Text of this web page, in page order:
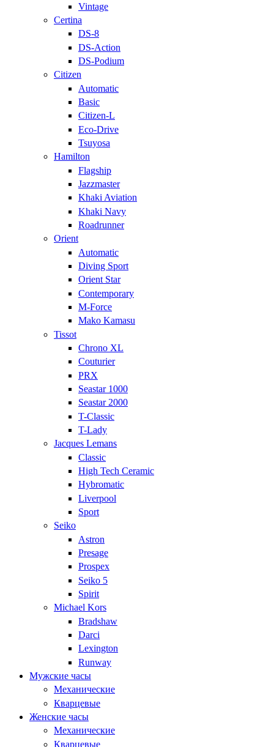
Vintage
Certina
DS-8
DS-Action
DS-Podium
Citizen
Automatic
Basic
Citizen-L
Eco-Drive
Tsuyosa
Hamilton
Flagship
Jazzmaster
Khaki Aviation
Khaki Navy
Roadrunner
Orient
Automatic
Diving Sport
Orient Star
Contemporary
M-Force
Mako Kamasu
Tissot
Chrono XL
Couturier
PRX
Seastar 1000
Seastar 2000
T-Classic
T-Lady
Jacques Lemans
Classic
High Tech Ceramic
Hybromatic
Liverpool
Sport
Seiko
Astron
Presage
Prospex
Seiko 5
Spirit
Michael Kors
Bradshaw
Darci
Lexington
Runway
Мужские часы
Механические
Кварцевые
Женские часы
Механические
Кварцевые